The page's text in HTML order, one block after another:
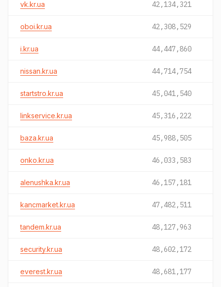
vk.kr.ua 42,134,321
oboi.kr.ua 42,308,529
i.kr.ua 44,447,860
nissan.kr.ua 44,714,754
startstro.kr.ua 45,041,540
linkservice.kr.ua 45,316,222
baza.kr.ua 45,988,505
onko.kr.ua 46,033,583
alenushka.kr.ua 46,157,181
kancmarket.kr.ua 47,482,511
tandem.kr.ua 48,127,963
security.kr.ua 48,602,172
everest.kr.ua 48,681,177